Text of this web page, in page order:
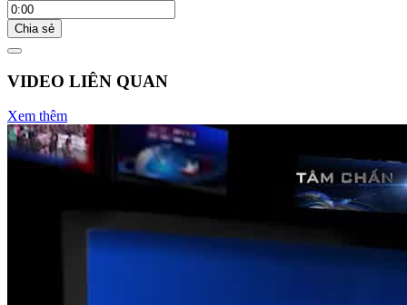
Chia sẻ
VIDEO LIÊN QUAN
Xem thêm